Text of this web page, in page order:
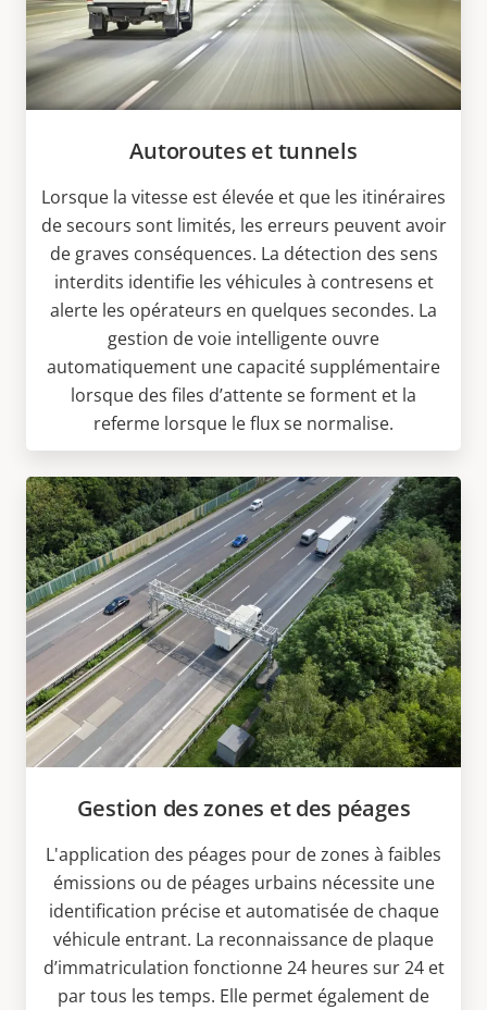
Autoroutes et tunnels
Lorsque la vitesse est élevée et que les itinéraires
de secours sont limités, les erreurs peuvent avoir
de graves conséquences. La détection des sens
interdits identifie les véhicules à contresens et
alerte les opérateurs en quelques secondes. La
gestion de voie intelligente ouvre
automatiquement une capacité supplémentaire
lorsque des files d’attente se forment et la
referme lorsque le flux se normalise.
Gestion des zones et des péages
L'application des péages pour de zones à faibles
émissions ou de péages urbains nécessite une
identification précise et automatisée de chaque
véhicule entrant. La reconnaissance de plaque
d’immatriculation fonctionne 24 heures sur 24 et
par tous les temps. Elle permet également de